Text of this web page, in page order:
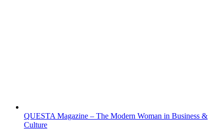
QUESTA Magazine – The Modern Woman in Business &
Culture